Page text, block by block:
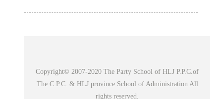
Copyright© 2007-2020 The Party School of HLJ P.P.C.of
The C.P.C. & HLJ province School of Administration All
rights reserved.